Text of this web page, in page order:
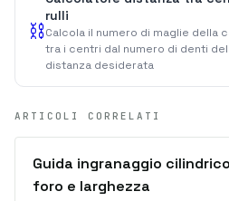
⛓️
rulli
Calcola il numero di maglie della
tra i centri dal numero di denti
distanza desiderata
ARTICOLI CORRELATI
Guida ingranaggio
foro e larghezza